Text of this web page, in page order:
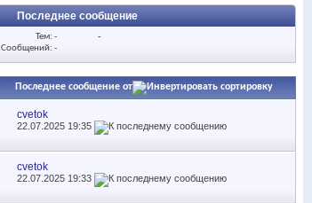
Последнее сообщение
Тем: -
Сообщений: -
-
Последнее сообщение от
cvetok
22.07.2025 19:35
cvetok
22.07.2025 19:33